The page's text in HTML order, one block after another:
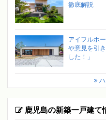
徹底解説
アイフルホ
や意見を引
した！」
鹿児島の新築一戸建て